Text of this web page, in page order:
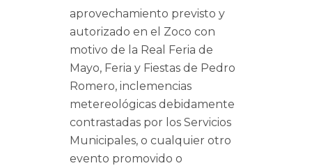
aprovechamiento previsto y
autorizado en el Zoco con
motivo de la Real Feria de
Mayo, Feria y Fiestas de Pedro
Romero, inclemencias
metereológicas debidamente
contrastadas por los Servicios
Municipales, o cualquier otro
evento promovido o